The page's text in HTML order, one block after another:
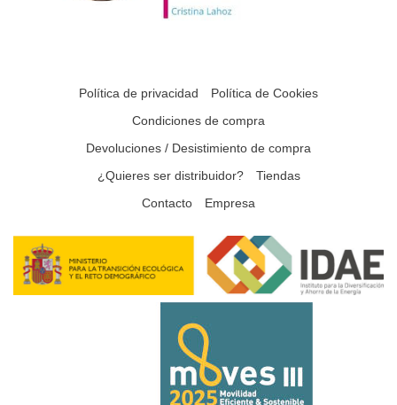
Política de privacidad
Política de Cookies
Condiciones de compra
Devoluciones / Desistimiento de compra
¿Quieres ser distribuidor?
Tiendas
Contacto
Empresa